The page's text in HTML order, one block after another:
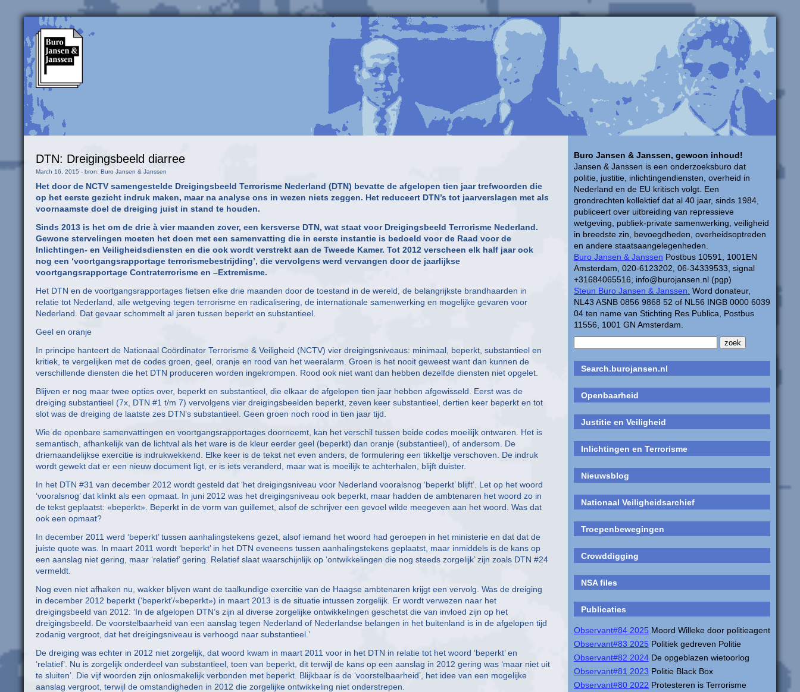
Buro Jansen & Janssen, gewoon inhoud!
Jansen & Janssen is een onderzoeksburo dat
politie, justitie, inlichtingendiensten, overheid in
Nederland en de EU kritisch volgt. Een
grondrechten kollektief dat al 40 jaar, sinds 1984,
publiceert over uitbreiding van repressieve
wetgeving, publiek-private samenwerking, veiligheid
in breedste zin, bevoegdheden, overheidsoptreden
en andere staatsaangelegenheden.
Buro Jansen & Janssen Postbus 10591, 1001EN
Amsterdam, 020-6123202, 06-34339533, signal
+31684065516, info@burojansen.nl (pgp)
Steun Buro Jansen & Janssen. Word donateur,
NL43 ASNB 0856 9868 52 of NL56 INGB 0000 6039
04 ten name van Stichting Res Publica, Postbus
11556, 1001 GN Amsterdam.
Search.burojansen.nl
Openbaarheid
Justitie en Veiligheid
Inlichtingen en Terrorisme
Nieuwsblog
Nationaal Veiligheidsarchief
Troepenbewegingen
Crowddigging
NSA files
Publicaties
Observant#84 2025 Moord Willeke door politieagent
Observant#83 2025 Politiek gedreven Politie
Observant#82 2024 De opgeblazen wietoorlog
Observant#81 2023 Politie Black Box
Observant#80 2022 Protesteren is Terrorisme
DTN: Dreigingsbeeld diarree
March 16, 2015 - bron: Buro Jansen & Janssen
Het door de NCTV samengestelde Dreigingsbeeld Terrorisme Nederland (DTN) bevatte de afgelopen tien jaar trefwoorden die
op het eerste gezicht indruk maken, maar na analyse ons in wezen niets zeggen. Het reduceert DTN’s tot jaarverslagen met als
voornaamste doel de dreiging juist in stand te houden.
Sinds 2013 is het om de drie à vier maanden zover, een kersverse DTN, wat staat voor Dreigingsbeeld Terrorisme Nederland.
Gewone stervelingen moeten het doen met een samenvatting die in eerste instantie is bedoeld voor de Raad voor de
Inlichtingen- en Veiligheidsdiensten en die ook wordt verstrekt aan de Tweede Kamer. Tot 2012 verscheen elk half jaar ook
nog een ‘voortgangsrapportage terrorismebestrijding’, die vervolgens werd vervangen door de jaarlijkse
voortgangsrapportage Contraterrorisme en –Extremisme.
Het DTN en de voortgangsrapportages fietsen elke drie maanden door de toestand in de wereld, de belangrijkste brandhaarden in
relatie tot Nederland, alle wetgeving tegen terrorisme en radicalisering, de internationale samenwerking en mogelijke gevaren voor
Nederland. Dat gevaar schommelt al jaren tussen beperkt en substantieel.
Geel en oranje
In principe hanteert de Nationaal Coördinator Terrorisme & Veiligheid (NCTV) vier dreigingsniveaus: minimaal, beperkt, substantieel en
kritiek, te vergelijken met de codes groen, geel, oranje en rood van het weeralarm. Groen is het nooit geweest want dan kunnen de
verschillende diensten die het DTN produceren worden ingekrompen. Rood ook niet want dan hebben dezelfde diensten niet opgelet.
Blijven er nog maar twee opties over, beperkt en substantieel, die elkaar de afgelopen tien jaar hebben afgewisseld. Eerst was de
dreiging substantieel (7x, DTN #1 t/m 7) vervolgens vier dreigingsbeelden beperkt, zeven keer substantieel, dertien keer beperkt en tot
slot was de dreiging de laatste zes DTN’s substantieel. Geen groen noch rood in tien jaar tijd.
Wie de openbare samenvattingen en voortgangsrapportages doorneemt, kan het verschil tussen beide codes moeilijk ontwaren. Het is
semantisch, afhankelijk van de lichtval als het ware is de kleur eerder geel (beperkt) dan oranje (substantieel), of andersom. De
driemaandelijkse exercitie is indrukwekkend. Elke keer is de tekst net even anders, de formulering een tikkeltje verschoven. De indruk
wordt gewekt dat er een nieuw document ligt, er is iets veranderd, maar wat is moeilijk te achterhalen, blijft duister.
In het DTN #31 van december 2012 wordt gesteld dat ‘het dreigingsniveau voor Nederland vooralsnog ‘beperkt’ blijft’. Let op het woord
‘vooralsnog’ dat klinkt als een opmaat. In juni 2012 was het dreigingsniveau ook beperkt, maar hadden de ambtenaren het woord zo in
de tekst geplaatst: «beperkt». Beperkt in de vorm van guillemet, alsof de schrijver een gevoel wilde meegeven aan het woord. Was dat
ook een opmaat?
In december 2011 werd ‘beperkt’ tussen aanhalingstekens gezet, alsof iemand het woord had geroepen in het ministerie en dat dat de
juiste quote was. In maart 2011 wordt ‘beperkt’ in het DTN eveneens tussen aanhalingstekens geplaatst, maar inmiddels is de kans op
een aanslag niet gering, maar ‘relatief’ gering. Relatief slaat waarschijnlijk op ‘ontwikkelingen die nog steeds zorgelijk’ zijn zoals DTN #24
vermeldt.
Nog even niet afhaken nu, wakker blijven want de taalkundige exercitie van de Haagse ambtenaren krijgt een vervolg. Was de dreiging
in december 2012 beperkt (‘beperkt’/«beperkt») in maart 2013 is de situatie intussen zorgelijk. Er wordt verwezen naar het
dreigingsbeeld van 2012: ‘In de afgelopen DTN’s zijn al diverse zorgelijke ontwikkelingen geschetst die van invloed zijn op het
dreigingsbeeld. De voorstelbaarheid van een aanslag tegen Nederland of Nederlandse belangen in het buitenland is in de afgelopen tijd
zodanig vergroot, dat het dreigingsniveau is verhoogd naar substantieel.’
De dreiging was echter in 2012 niet zorgelijk, dat woord kwam in maart 2011 voor in het DTN in relatie tot het woord ‘beperkt’ en
‘relatief’. Nu is zorgelijk onderdeel van substantieel, toen van beperkt, dit terwijl de kans op een aanslag in 2012 gering was ‘maar niet uit
te sluiten’. Die vijf woorden zijn onlosmakelijk verbonden met beperkt. Blijkbaar is de ‘voorstelbaarheid’, het idee van een mogelijke
aanslag vergroot, terwijl de omstandigheden in 2012 die zorgelijke ontwikkeling niet onderstrepen.